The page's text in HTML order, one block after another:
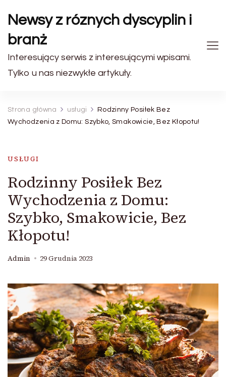
Newsy z róznych dyscyplin i
branż
Interesujący serwis z interesującymi wpisami.
Tylko u nas niezwykłe artykuły.
Strona główna usługi
Rodzinny Posiłek Bez
Wychodzenia z Domu: Szybko, Smakowicie, Bez Kłopotu!
USŁUGI
Rodzinny Posiłek Bez
Wychodzenia z Domu:
Szybko, Smakowicie, Bez
Kłopotu!
Admin 29 Grudnia 2023